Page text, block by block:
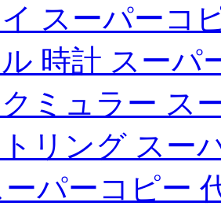
スーパーコ
時計 スーパ
ミュラー ス
リング スー
パーコピー